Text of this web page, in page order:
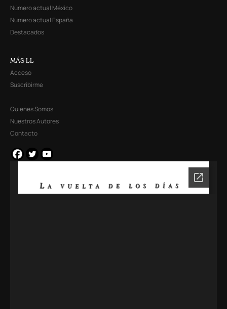
Número actual México
Número actual España
Destacados
MÁS LL
Acceso
Suscribirme
Quienes Somos
Nuestros Autores
Contacto